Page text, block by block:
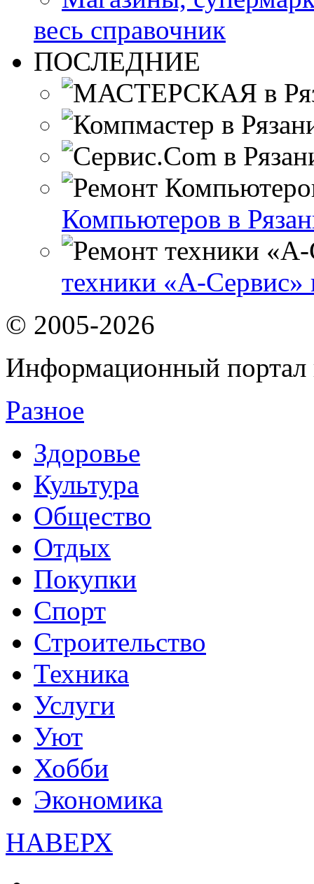
весь справочник
ПОСЛЕДНИЕ
Компьютеров в
техники «А-Сервис»
© 2005-2026
Информационный портал
Разное
Здоровье
Культура
Общество
Отдых
Покупки
Спорт
Строительство
Техника
Услуги
Уют
Хобби
Экономика
НАВЕРХ